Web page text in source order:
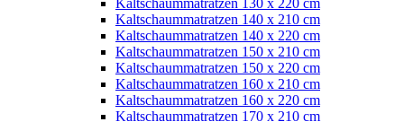
Kaltschaummatratzen 140 x 210 cm
Kaltschaummatratzen 140 x 220 cm
Kaltschaummatratzen 150 x 210 cm
Kaltschaummatratzen 150 x 220 cm
Kaltschaummatratzen 160 x 210 cm
Kaltschaummatratzen 160 x 220 cm
Kaltschaummatratzen 170 x 210 cm